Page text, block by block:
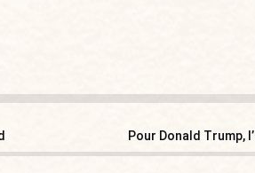
Pour Donald Trump,